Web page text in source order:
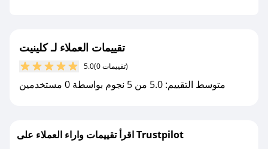
مع صحصح، تسوق بذكاء ووفّر على كل مشترياتك مع
تقييمات العملاء لـ كلينيت
5.0 (0 تقييمات)
متوسط التقييم: 5.0 من 5 نجوم بواسطة 0 مستخدمين
اقرأ تقييمات واراء العملاء على Trustpilot